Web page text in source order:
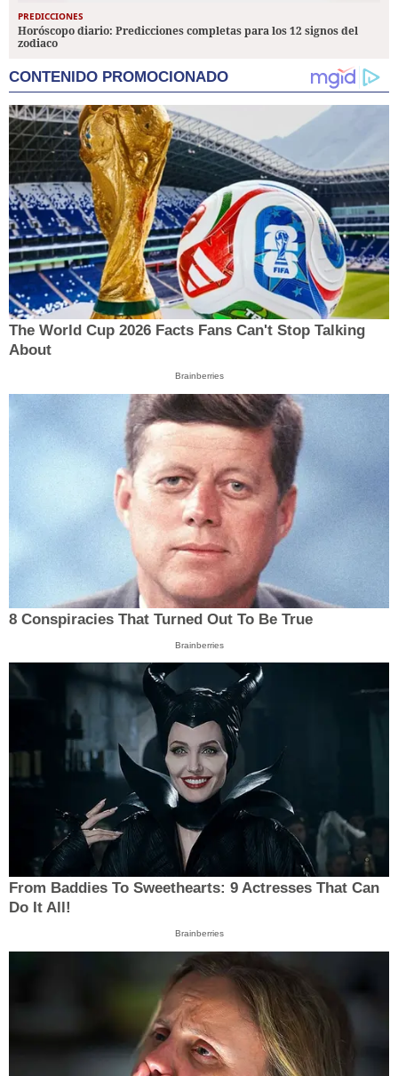
PREDICCIONES
Horóscopo diario: Predicciones completas para los 12 signos del
zodiaco
CONTENIDO PROMOCIONADO
The World Cup 2026 Facts Fans Can't Stop Talking
About
Brainberries
8 Conspiracies That Turned Out To Be True
Brainberries
From Baddies To Sweethearts: 9 Actresses That Can
Do It All!
Brainberries